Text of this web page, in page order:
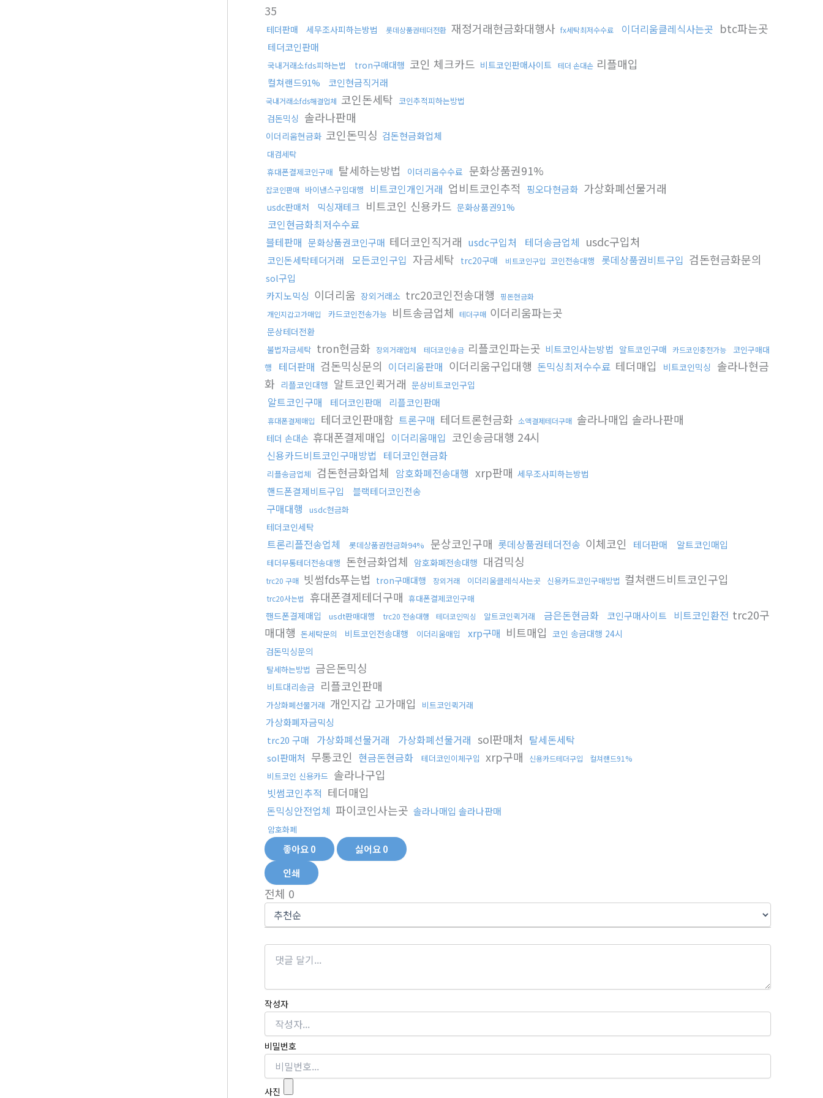
35
테더판매 세무조사피하는방법 롯데상품권테더전환 재정거래현금화대행사 fx세탁최저수수료 이더리움클레식사는곳 btc파는곳
테더코인판매
국내거래소fds피하는법 tron구매대행 코인 체크카드 비트코인판매사이트 테더 손대손 리플매입
컬쳐랜드91% 코인현금직거래
국내거래소fds해결업체 코인돈세탁 코인추적피하는방법
검돈믹싱 솔라나판매
이더리움현금화 코인돈믹싱 검돈현금화업체
대검세탁
휴대폰결제코인구매 탈세하는방법 이더리움수수료 문화상품권91%
잡코인판매 바이낸스구입대행 비트코인개인거래 업비트코인추적 핑오다현금화 가상화폐선물거래
usdc판매처 믹싱재테크 비트코인 신용카드 문화상품권91%
코인현금화최저수수료
블테판매 문화상품권코인구매 테더코인직거래 usdc구입처 테더송금업체 usdc구입처
코인돈세탁테더거래 모든코인구입 자금세탁 trc20구매 비트코인구입 코인전송대행 롯데상품권비트구입 검돈현금화문의
sol구입
카지노믹싱 이더리움 장외거래소 trc20코인전송대행
핑돈현금화
개인지갑고가매입
카드코인전송가능 비트송금업체 테더구매 이더리움파는곳
문상테더전환
불법자금세탁 tron현금화 장외거래업체 테더코인송금 리플코인파는곳 비트코인사는방법 알트코인구매 카드코인충전가능
코인구매대
행
테더판매 검돈믹싱문의 이더리움판매 이더리움구입대행 돈믹싱최저수수료 테더매입 비트코인믹싱 솔라나현금
화 리플코인대행 알트코인퀵거래 문상비트코인구입
알트코인구매 테더코인판매 리플코인판매
휴대폰결제매입 테더코인판매함 트론구매 테더트론현금화 소액결제테더구매 솔라나매입 솔라나판매
테더 손대손 휴대폰결제매입 이더리움매입 코인송금대행 24시
신용카드비트코인구매방법 테더코인현금화
리플송금업체 검돈현금화업체 암호화폐전송대행 xrp판매 세무조사피하는방법
핸드폰결제비트구입 블랙테더코인전송
구매대행 usdc현금화
테더코인세탁
트론리플전송업체 롯데상품권현금화94% 문상코인구매 롯데상품권테더전송 이체코인 테더판매 알트코인매입
테더무통테더전송대행 돈현금화업체 암호화폐전송대행 대검믹싱
trc20 구매 빗썸fds푸는법 tron구매대행 장외거래 이더리움클레식사는곳 신용카드코인구매방법 컬쳐랜드비트코인구입
trc20사는법 휴대폰결제테더구매 휴대폰결제코인구매
핸드폰결제매입 usdt판매대행 trc20 전송대행 테더코인믹싱 알트코인퀵거래 금은돈현금화 코인구매사이트 비트코인환전 trc20구
매대행 돈세탁문의 비트코인전송대행 이더리움매입 xrp구매 비트매입 코인 송금대행 24시
검돈믹싱문의
탈세하는방법 금은돈믹싱
비트대리송금 리플코인판매
가상화폐선물거래 개인지갑 고가매입 비트코인퀵거래
가상화폐자금믹싱
trc20 구매
가상화폐선물거래 가상화폐선물거래 sol판매처 탈세돈세탁
sol판매처 무통코인 현금돈현금화 테더코인이체구입 xrp구매 신용카드테더구입 컬쳐랜드91%
비트코인 신용카드 솔라나구입
빗썸코인추적 테더매입
돈믹싱안전업체 파이코인사는곳 솔라나매입 솔라나판매
암호화폐
좋아요0 싫어요0
인쇄
전체 0
작성자
비밀번호
사진